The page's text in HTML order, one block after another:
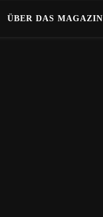
ÜBER DAS MAGAZIN